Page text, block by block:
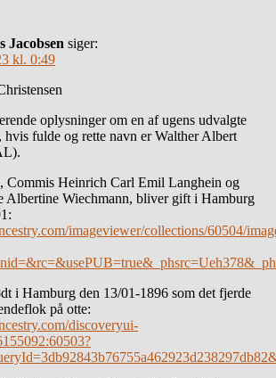
Jacobsen siger:
kl. 0:49
oplysninger om en af ugens udvalgte
hvis fulde og rette navn er Walther Albert
Commis Heinrich Carl Emil Langhein og
Albertine Wiechmann, bliver gift i Hamburg
imageviewer/collections/60504/
i Hamburg den 13/01-1896 som det fjerde
på otte:
discoveryui-